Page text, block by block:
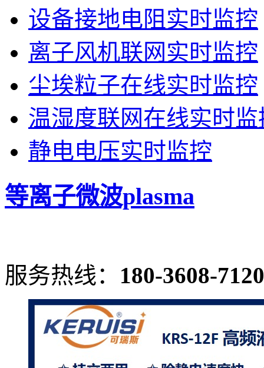
设备接地电阻实时监控
离子风机联网实时监控
尘埃粒子在线实时监控
温湿度联网在线实时监
静电电压实时监控
等离子微波plasma
服务热线： 180-3608-7120